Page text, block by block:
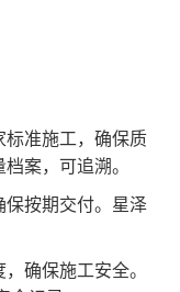
标准施工，确保质
案，可追溯。
保按期交付。星泽
确保施工安全。